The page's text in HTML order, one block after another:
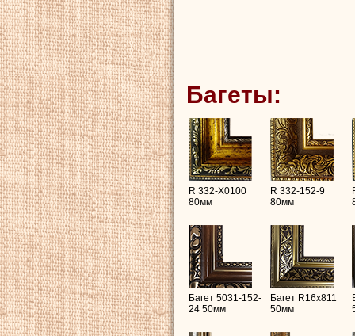
Багеты:
R 332-X0100
80мм
R 332-152-9
80мм
Багет 5031-152-
24 50мм
Багет R16х811
50мм